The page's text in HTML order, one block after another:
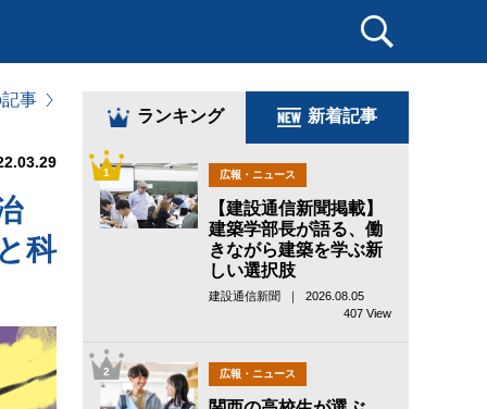
事
科
ランキング 新着記事
1 広報・ニュース
【建設通信新聞掲載】
建築学部長が語る、働
きながら建築を学ぶ新
しい選択肢
建設通信新聞 ｜ 2026.08.05
407 View
2 広報・ニュース